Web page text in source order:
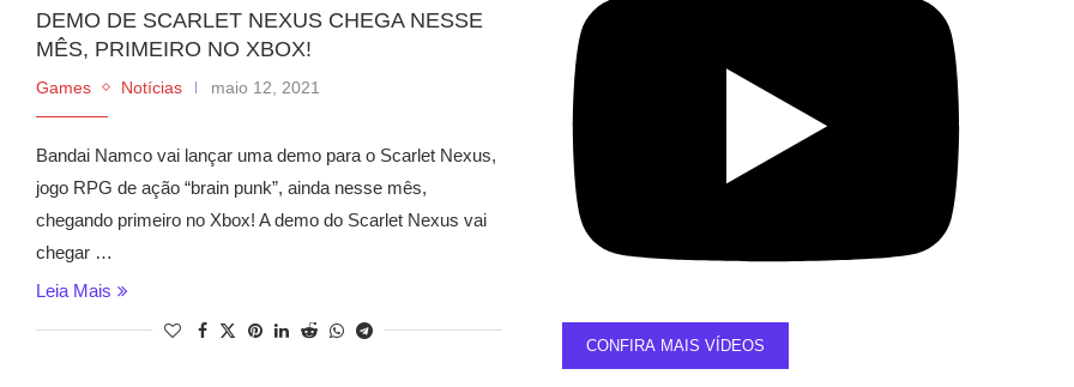
DEMO DE SCARLET NEXUS CHEGA NESSE
MÊS, PRIMEIRO NO XBOX!
Games Notícias maio 12, 2021
Bandai Namco vai lançar uma demo para o Scarlet Nexus,
jogo RPG de ação “brain punk”, ainda nesse mês,
chegando primeiro no Xbox! A demo do Scarlet Nexus vai
chegar …
Leia Mais
CONFIRA MAIS VÍDEOS